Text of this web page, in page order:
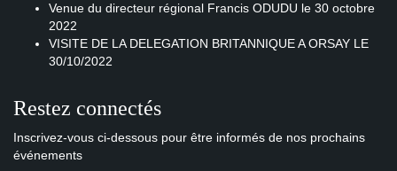
Venue du directeur régional Francis ODUDU le 30 octobre
2022
VISITE DE LA DELEGATION BRITANNIQUE A ORSAY LE
30/10/2022
Restez connectés
Inscrivez-vous ci-dessous pour être informés de nos prochains
événements